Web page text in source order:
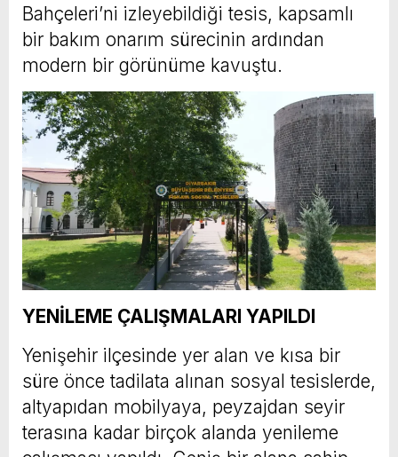
Bahçeleri’ni izleyebildiği tesis, kapsamlı
bir bakım onarım sürecinin ardından
modern bir görünüme kavuştu.
YENİLEME ÇALIŞMALARI YAPILDI
Yenişehir ilçesinde yer alan ve kısa bir
süre önce tadilata alınan sosyal tesislerde,
altyapıdan mobilyaya, peyzajdan seyir
terasına kadar birçok alanda yenileme